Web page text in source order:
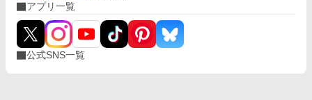
アプリ一覧
公式SNS一覧